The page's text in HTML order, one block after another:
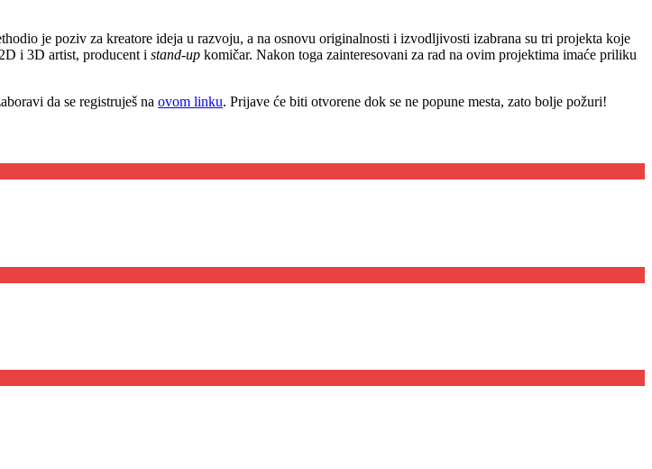
je poziv za kreatore ideja u razvoju, a na osnovu originalnosti i izvodljivosti izabrana su tri projekta koje
i 3D artist, producent i stand-up komičar. Nakon toga zainteresovani za rad na ovim projektima imaće priliku
da se registruješ na ovom linku. Prijave će biti otvorene dok se ne popune mesta, zato bolje požuri!